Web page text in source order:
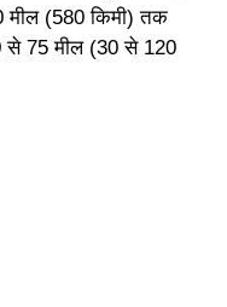
मील (580 किमी) तक
से 75 मील (30 से 120